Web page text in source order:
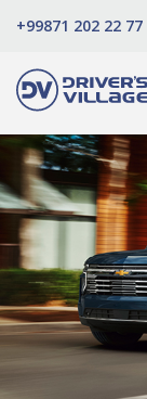
+99871 202 22 77